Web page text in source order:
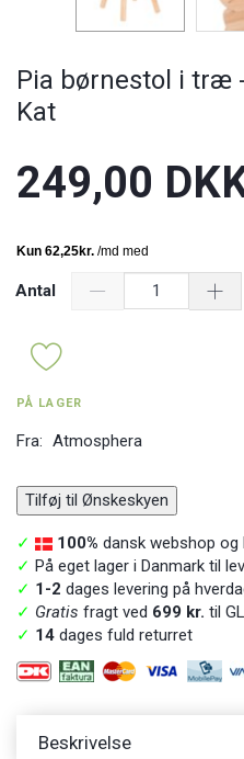
Pia børnestol i træ
Kat
249,00
Antal
PÅ LAGER
Fra: Atmosphera
Tilføj til Ønskeskyen
✓ 100% dansk webshop og
✓ På eget lager i Danmark til
✓ 1-2 dages levering på
✓ Gratis fragt ved 699 kr. til
✓ 14 dages fuld returret
Beskrivelse